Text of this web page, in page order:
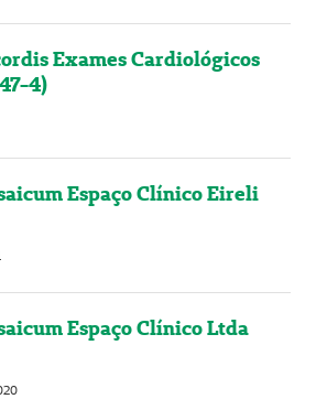
Exames Cardiológicos
4)
Espaço Clínico Eireli
Espaço Clínico Ltda